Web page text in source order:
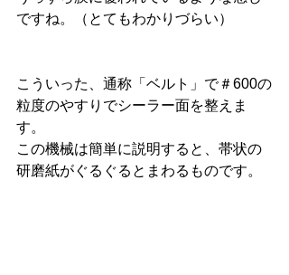
ですね。（とてもわかりづらい）
こういった、通称「ベルト」で＃600の
粒度のやすりでシーラー面を整えま
す。
この機械は簡単に説明すると、帯状の
研磨紙がぐるぐるとまわるものです。